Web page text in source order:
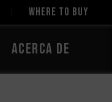
Where to Buy
Acerca de